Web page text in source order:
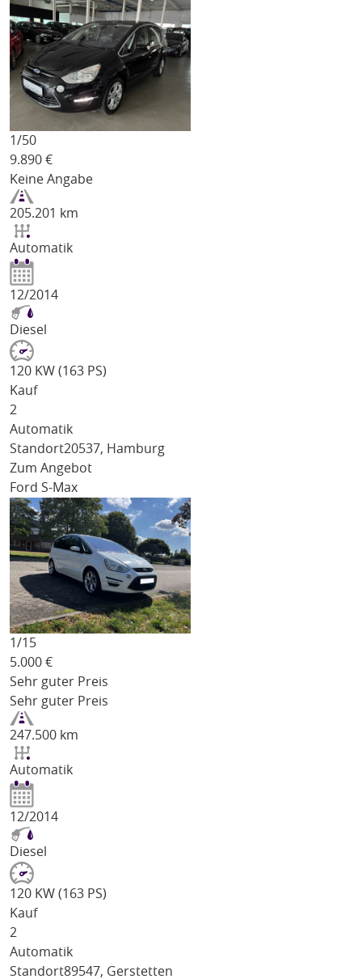
1/50
9.890 €
Keine Angabe
205.201 km
Automatik
12/2014
Diesel
120 KW (163 PS)
Kauf
2
Automatik
Standort20537, Hamburg
Zum Angebot
Ford S-Max
1/15
5.000 €
Sehr guter Preis
Sehr guter Preis
247.500 km
Automatik
12/2014
Diesel
120 KW (163 PS)
Kauf
2
Automatik
Standort89547, Gerstetten